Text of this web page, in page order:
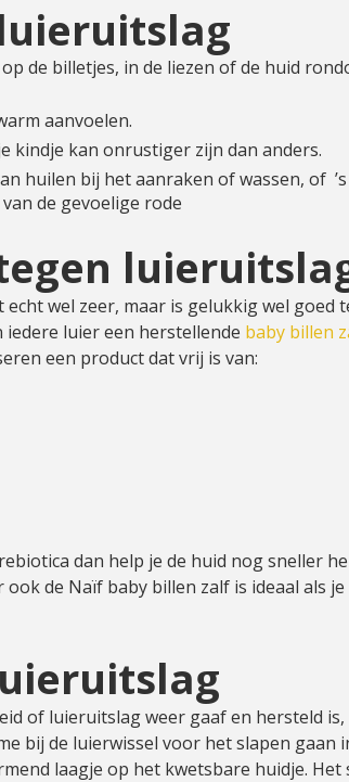
de billetjes, in de liezen of de huid
aanvoelen.
kindje kan onrustiger zijn dan anders.
huilen bij het aanraken of wassen, of
de gevoelige rode
wel zeer, maar is gelukkig wel goed
iedere luier een herstellende baby billen
een product dat vrij is van:
dan help je de huid nog sneller
ook de Naïf baby billen zalf is ideaal als
of luieruitslag weer gaaf en hersteld
bij de luierwissel voor het slapen gaan
laagje op het kwetsbare huidje. Het